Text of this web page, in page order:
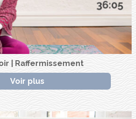
| Raffermissement
Voir plus